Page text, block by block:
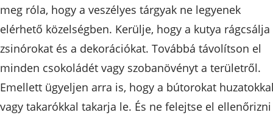
meg róla, hogy a veszélyes tárgyak ne legyenek
elérhető közelségben. Kerülje, hogy a kutya rágcsálja
zsinórokat és a dekorációkat. Továbbá távolítson el
minden csokoládét vagy szobanövényt a területről.
Emellett ügyeljen arra is, hogy a bútorokat
vagy takarókkal takarja le. És ne felejtse el